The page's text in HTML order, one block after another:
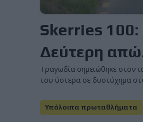
Skerries
Δεύτερη
Τραγωδία σημειώθηκε στον
του ύστερα σε δυστύχημα
Υπόλοιπα πρωταθλήματα